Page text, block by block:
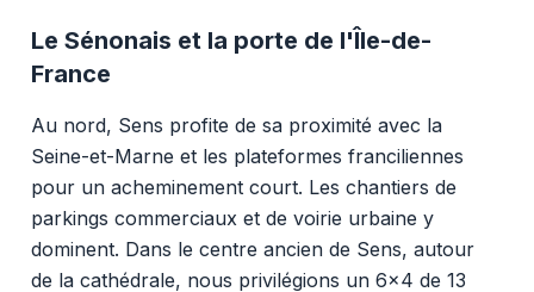
Le Sénonais et la porte de l'Île-de-
France
Au nord, Sens profite de sa proximité avec la
Seine-et-Marne et les plateformes franciliennes
pour un acheminement court. Les chantiers de
parkings commerciaux et de voirie urbaine y
dominent. Dans le centre ancien de Sens, autour
de la cathédrale, nous privilégions un 6x4 de 13